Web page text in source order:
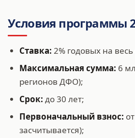
Условия программы
Ставка: 2% годовых на весь
Максимальная сумма: 6
регионов ДФО);
Срок: до 30 лет;
Первоначальный взнос:
засчитывается);